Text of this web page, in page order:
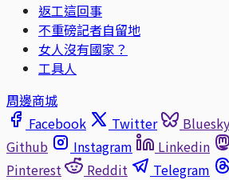
返工這回事
不重磅記者自留地
女人沒有國家？
工具人
周邊商城
Facebook
Twitter Bluesky
Github
Instagram Linkedin
Pinterest
Reddit Telegram